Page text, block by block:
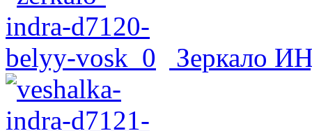
Зеркало